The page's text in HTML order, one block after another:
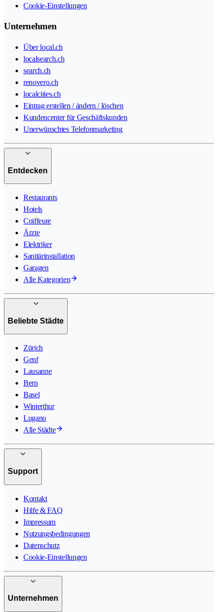
Cookie-Einstellungen
Unternehmen
Über local.ch
localsearch.ch
search.ch
renovero.ch
localcities.ch
Eintrag erstellen / ändern / löschen
Kundencenter für Geschäftskunden
Unerwünschtes Telefonmarketing
Entdecken
Restaurants
Hotels
Coiffeure
Ärzte
Elektriker
Sanitärinstallation
Garagen
Alle Kategorien
Beliebte Städte
Zürich
Genf
Lausanne
Bern
Basel
Winterthur
Lugano
Alle Städte
Support
Kontakt
Hilfe & FAQ
Impressum
Nutzungsbedingungen
Datenschutz
Cookie-Einstellungen
Unternehmen